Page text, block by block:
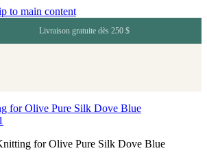
to main content
Livraison gratuite dès 250 $
for Olive Pure Silk Dove Blue